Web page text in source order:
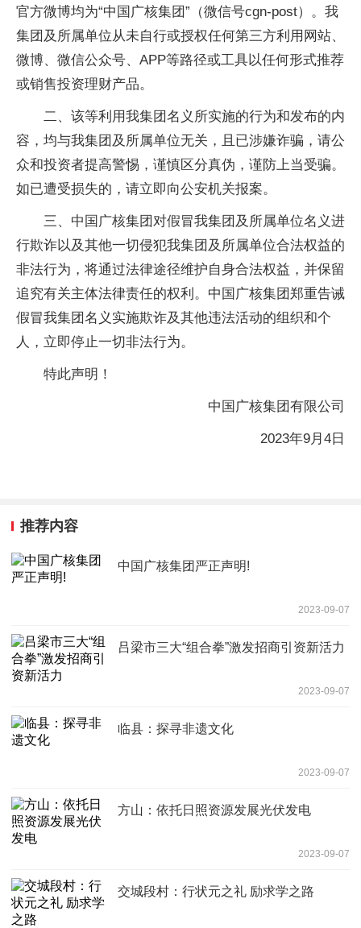
官方微博均为“中国广核集团”（微信号cgn-post）。我
集团及所属单位从未自行或授权任何第三方利用网站、
微博、微信公众号、APP等路径或工具以任何形式推荐
或销售投资理财产品。
二、该等利用我集团名义所实施的行为和发布的内
容，均与我集团及所属单位无关，且已涉嫌诈骗，请公
众和投资者提高警惕，谨慎区分真伪，谨防上当受骗。
如已遭受损失的，请立即向公安机关报案。
三、中国广核集团对假冒我集团及所属单位名义进
行欺诈以及其他一切侵犯我集团及所属单位合法权益的
非法行为，将通过法律途径维护自身合法权益，并保留
追究有关主体法律责任的权利。中国广核集团郑重告诫
假冒我集团名义实施欺诈及其他违法活动的组织和个
人，立即停止一切非法行为。
特此声明！
中国广核集团有限公司
2023年9月4日
推荐内容
中国广核集团严正声明!
2023-09-07
吕梁市三大“组合拳”激发招商引资新活力
2023-09-07
临县：探寻非遗文化
2023-09-07
方山：依托日照资源发展光伏发电
2023-09-07
交城段村：行状元之礼 励求学之路